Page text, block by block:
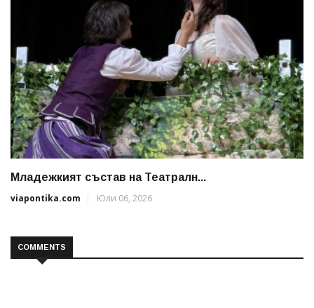
Младежкият състав на Театралн...
viapontika.com
Юли 06, 2026
COMMENTS